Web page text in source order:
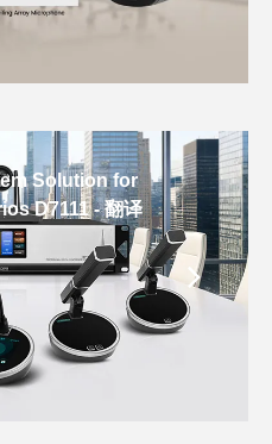
Solution for
D7111 - 翻译